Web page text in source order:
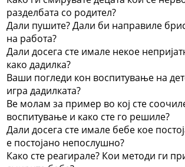
разделбата со родител?
Дали пушите? Дали би направиле
на работа?
Дали досега сте имале некое
како дадилка?
Ваши погледи кон воспитување на
игра дадилката?
Ве молам за пример во кој сте
воспитување и како сте го решиле?
Дали досега сте имале бебе кое
е постојано непослушно?
Како сте реагирале? Кои методи ги